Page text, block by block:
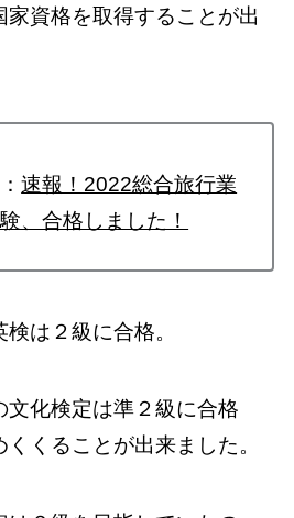
資格を取得することが出
速報！2022総合旅行業
、合格しました！
は２級に合格。
文化検定は準２級に合格
くることが出来ました。